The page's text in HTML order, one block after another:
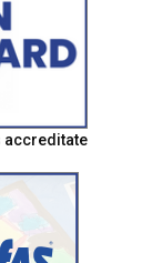
accreditate